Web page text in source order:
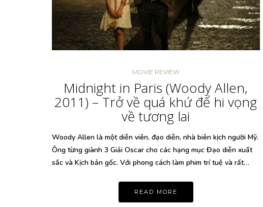
MOVIE REVIEW
Midnight in Paris (Woody Allen,
2011) – Trở về quá khứ để hi vọng
về tương lai
Woody Allen là một diễn viên, đạo diễn, nhà biên kịch người Mỹ.
Ông từng giành 3 Giải Oscar cho các hạng mục Đạo diễn xuất
sắc và Kịch bản gốc. Với phong cách làm phim trí tuệ và rất…
READ MORE